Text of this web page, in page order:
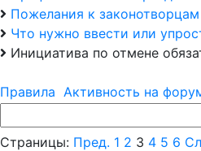
Пожелания к законотворцам
Что нужно ввести или
Инициатива по отмене
Правила Активность на
Страницы: Пред. 1 2 3 4 5 6